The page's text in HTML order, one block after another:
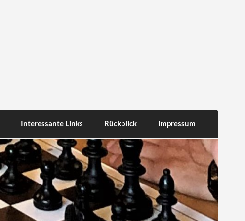
Interessante Links Rückblick Impressum